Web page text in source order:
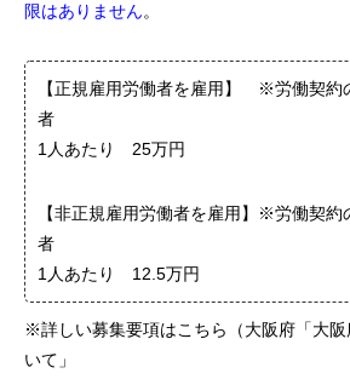
限はありません。
【正規雇用労働者を雇用】 ※労働契約
者
1人あたり 25万円
【非正規雇用労働者を雇用】※労働契約
者
1人あたり 12.5万円
※詳しい募集要項はこちら（大阪府「大
いて」